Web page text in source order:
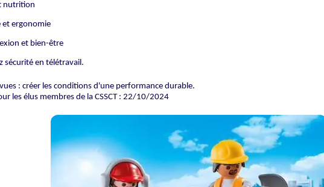
nutrition
et ergonomie
et bien-être
sécurité en télétravail.
: créer les conditions d'une performance durable.
les élus membres de la CSSCT : 22/10/2024